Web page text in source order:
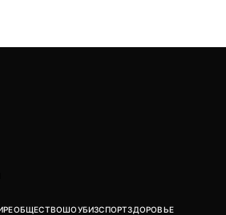
ОБЩЕСТВОШОУБИЗСПОРТЗДОРОВЬЕ